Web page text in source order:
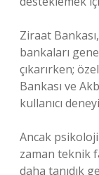
Ziraat
bankaları
çıkarırken;
Bankası ve
kullanıcı
Ancak
zaman teknik
daha tanıdık